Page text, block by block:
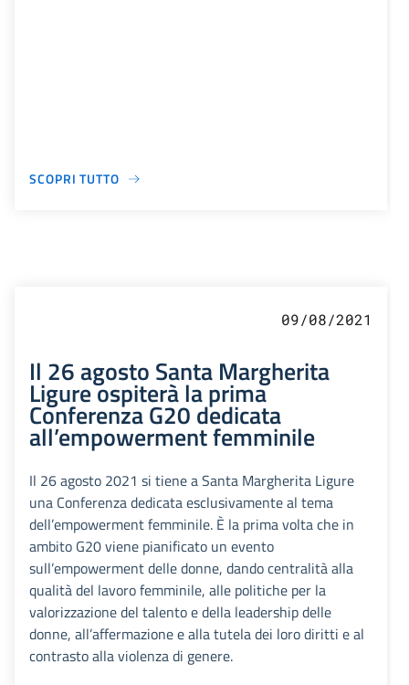
SCOPRI TUTTO
09/08/2021
Il 26 agosto Santa Margherita
Ligure ospiterà la prima
Conferenza G20 dedicata
all’empowerment femminile
Il 26 agosto 2021 si tiene a Santa Margherita Ligure
una Conferenza dedicata esclusivamente al tema
dell’empowerment femminile. È la prima volta che in
ambito G20 viene pianificato un evento
sull’empowerment delle donne, dando centralità alla
qualità del lavoro femminile, alle politiche per la
valorizzazione del talento e della leadership delle
donne, all’affermazione e alla tutela dei loro diritti e al
contrasto alla violenza di genere.